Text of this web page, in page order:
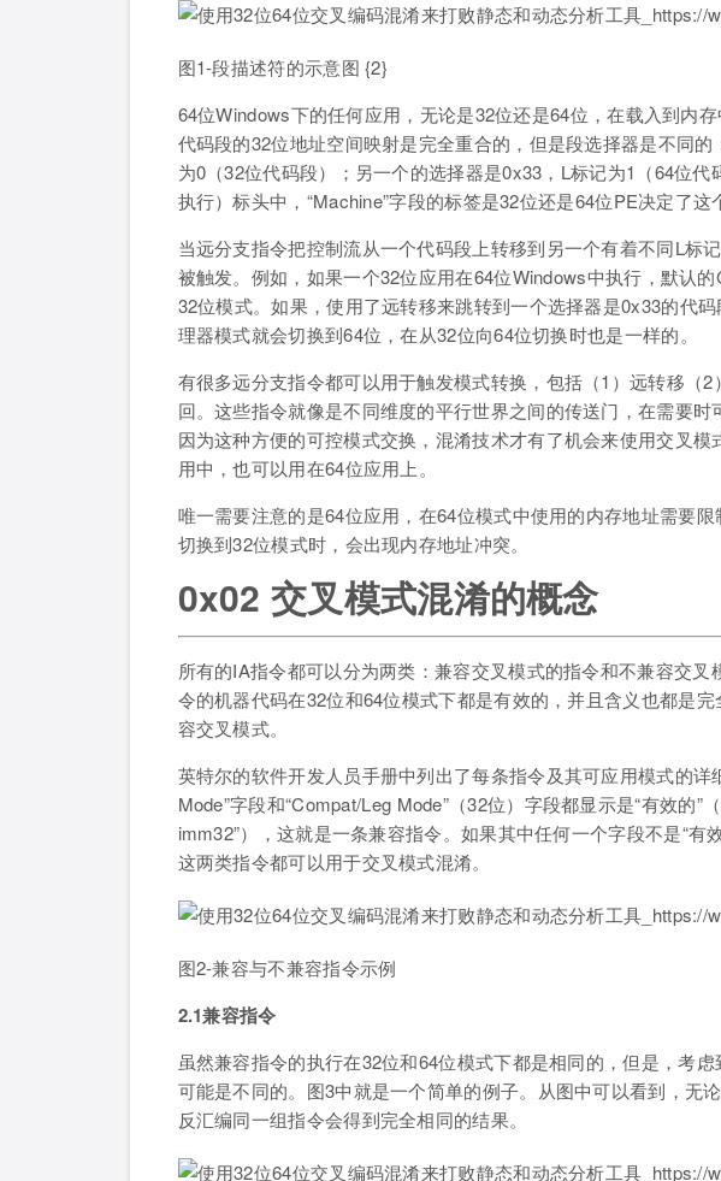
图1-段描述符的示意图 {2}
64位Windows下的任何应用，无论是32位还是64位，在载入到内
代码段的32位地址空间映射是完全重合的，但是段选择器是不同
为0（32位代码段）；另一个的选择器是0x33，L标记为1（64位
执行）标头中，“Machine”字段的标签是32位还是64位PE决定了这
当远分支指令把控制流从一个代码段上转移到另一个有着不同L标
被触发。例如，如果一个32位应用在64位Windows中执行，默认
32位模式。如果，使用了远转移来跳转到一个选择器是0x33的代
理器模式就会切换到64位，在从32位向64位切换时也是一样的。
有很多远分支指令都可以用于触发模式转换，包括（1）远转移（
回。这些指令就像是不同维度的平行世界之间的传送门，在需要时
因为这种方便的可控模式交换，混淆技术才有了机会来使用交叉
用中，也可以用在64位应用上。
唯一需要注意的是64位应用，在64位模式中使用的内存地址需要
切换到32位模式时，会出现内存地址冲突。
0x02 交叉模式混淆的概念
所有的IA指令都可以分为两类：兼容交叉模式的指令和不兼容交
令的机器代码在32位和64位模式下都是有效的，并且含义也都是
容交叉模式。
英特尔的软件开发人员手册中列出了每条指令及其可应用模式的详
Mode”字段和“Compat/Leg Mode”（32位）字段都显示是“有效的”
imm32”），这就是一条兼容指令。如果其中任何一个字段不是“有
这两类指令都可以用于交叉模式混淆。
图2-兼容与不兼容指令示例
2.1兼容指令
虽然兼容指令的执行在32位和64位模式下都是相同的，但是，考
可能是不同的。图3中就是一个简单的例子。从图中可以看到，无
反汇编同一组指令会得到完全相同的结果。